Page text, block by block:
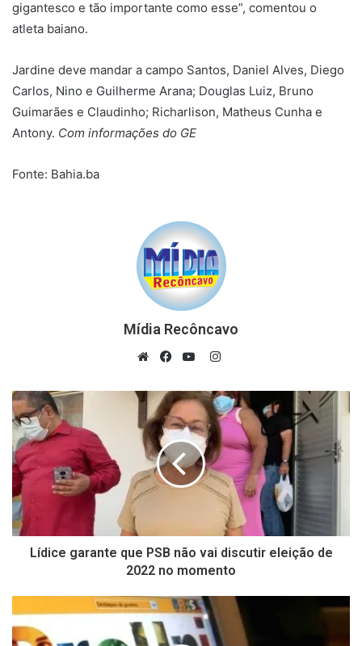
gigantesco e tão importante como esse”, comentou o
atleta baiano.
Jardine deve mandar a campo Santos, Daniel Alves, Diego
Carlos, Nino e Guilherme Arana; Douglas Luiz, Bruno
Guimarães e Claudinho; Richarlison, Matheus Cunha e
Antony. Com informações do GE
Fonte: Bahia.ba
Mídia Recôncavo
Instagram
Lídice garante que PSB não vai discutir eleição de
2022 no momento